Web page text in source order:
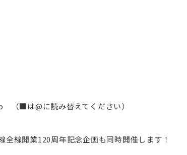
■は@に読み替えてください）
全線開業120周年記念企画も同時開催します！